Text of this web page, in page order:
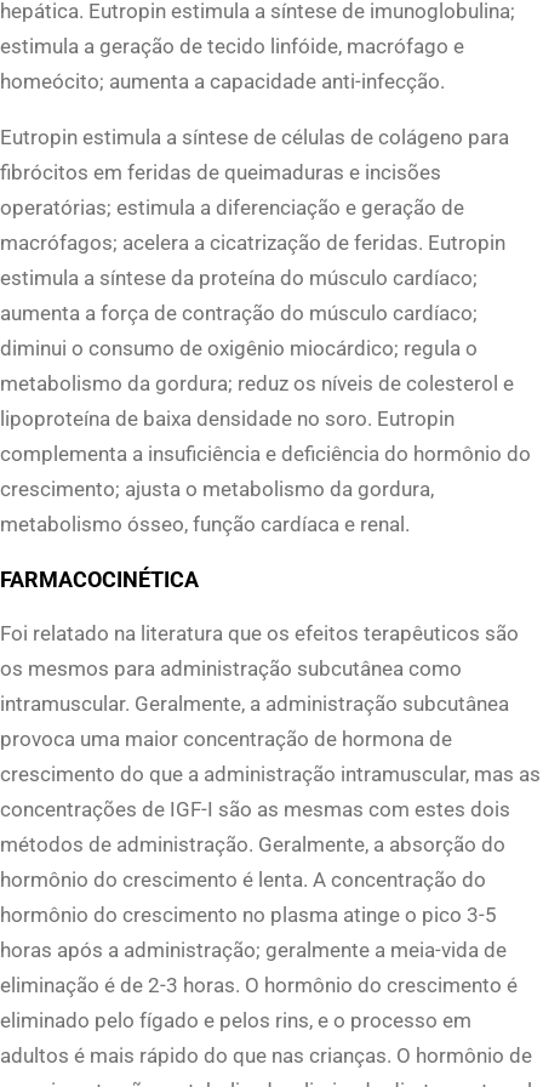
hepática. Eutropin estimula a síntese de imunoglobulina;
estimula a geração de tecido linfóide, macrófago e
homeócito; aumenta a capacidade anti-infecção.
Eutropin estimula a síntese de células de colágeno para
fibrócitos em feridas de queimaduras e incisões
operatórias; estimula a diferenciação e geração de
macrófagos; acelera a cicatrização de feridas. Eutropin
estimula a síntese da proteína do músculo cardíaco;
aumenta a força de contração do músculo cardíaco;
diminui o consumo de oxigênio miocárdico; regula o
metabolismo da gordura; reduz os níveis de colesterol e
lipoproteína de baixa densidade no soro. Eutropin
complementa a insuficiência e deficiência do hormônio do
crescimento; ajusta o metabolismo da gordura,
metabolismo ósseo, função cardíaca e renal.
FARMACOCINÉTICA
Foi relatado na literatura que os efeitos terapêuticos são
os mesmos para administração subcutânea como
intramuscular. Geralmente, a administração subcutânea
provoca uma maior concentração de hormona de
crescimento do que a administração intramuscular, mas as
concentrações de IGF-I são as mesmas com estes dois
métodos de administração. Geralmente, a absorção do
hormônio do crescimento é lenta. A concentração do
hormônio do crescimento no plasma atinge o pico 3-5
horas após a administração; geralmente a meia-vida de
eliminação é de 2-3 horas. O hormônio do crescimento é
eliminado pelo fígado e pelos rins, e o processo em
adultos é mais rápido do que nas crianças. O hormônio de